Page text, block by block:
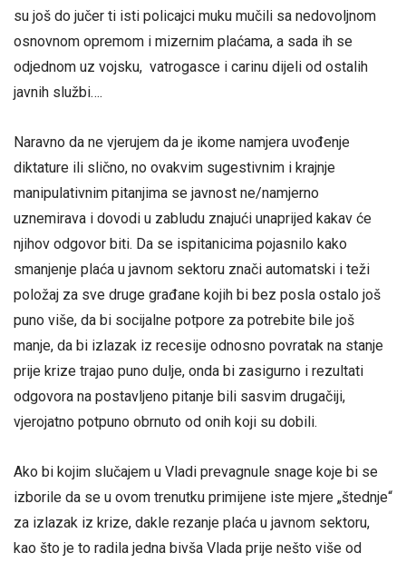
su još do jučer ti isti policajci muku mučili sa nedovoljnom
osnovnom opremom i mizernim plaćama, a sada ih se
odjednom uz vojsku, vatrogasce i carinu dijeli od ostalih
javnih službi….
Naravno da ne vjerujem da je ikome namjera uvođenje
diktature ili slično, no ovakvim sugestivnim i krajnje
manipulativnim pitanjima se javnost ne/namjerno
uznemirava i dovodi u zabludu znajući unaprijed kakav će
njihov odgovor biti. Da se ispitanicima pojasnilo kako
smanjenje plaća u javnom sektoru znači automatski i teži
položaj za sve druge građane kojih bi bez posla ostalo još
puno više, da bi socijalne potpore za potrebite bile još
manje, da bi izlazak iz recesije odnosno povratak na stanje
prije krize trajao puno dulje, onda bi zasigurno i rezultati
odgovora na postavljeno pitanje bili sasvim drugačiji,
vjerojatno potpuno obrnuto od onih koji su dobili.
Ako bi kojim slučajem u Vladi prevagnule snage koje bi se
izborile da se u ovom trenutku primijene iste mjere „štednje“
za izlazak iz krize, dakle rezanje plaća u javnom sektoru,
kao što je to radila jedna bivša Vlada prije nešto više od